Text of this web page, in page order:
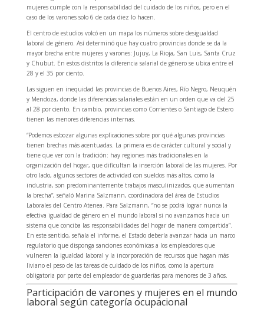
mujeres cumple con la responsabilidad del cuidado de los niños, pero en el
caso de los varones solo 6 de cada diez lo hacen.
El centro de estudios volcó en un mapa los números sobre desigualdad
laboral de género. Así determinó que hay cuatro provincias donde se da la
mayor brecha entre mujeres y varones: Jujuy, La Rioja, San Luis, Santa Cruz
y Chubut. En estos distritos la diferencia salarial de género se ubica entre el
28 y el 35 por ciento.
Las siguen en inequidad las provincias de Buenos Aires, Río Negro, Neuquén
y Mendoza, donde las diferencias salariales están en un orden que va del 25
al 28 por ciento. En cambio, provincias como Corrientes o Santiago de Estero
tienen las menores diferencias internas.
“Podemos esbozar algunas explicaciones sobre por qué algunas provincias
tienen brechas más acentuadas. La primera es de carácter cultural y social y
tiene que ver con la tradición: hay regiones más tradicionales en la
organización del hogar, que dificultan la inserción laboral de las mujeres. Por
otro lado, algunos sectores de actividad con sueldos más altos, como la
industria, son predominantemente trabajos masculinizados, que aumentan
la brecha”, señaló Marina Salzmann, coordinadora del área de Estudios
Laborales del Centro Atenea. Para Salzmann, “no se podrá lograr nunca la
efectiva igualdad de género en el mundo laboral si no avanzamos hacia un
sistema que conciba las responsabilidades del hogar de manera compartida”.
En este sentido, señala el informe, el Estado debería avanzar hacia un marco
regulatorio que disponga sanciones económicas a los empleadores que
vulneren la igualdad laboral y la incorporación de recursos que hagan más
liviano el peso de las tareas de cuidado de los niños, como la apertura
obligatoria por parte del empleador de guarderías para menores de 3 años.
Participación de varones y mujeres en el mundo
laboral según categoría ocupacional